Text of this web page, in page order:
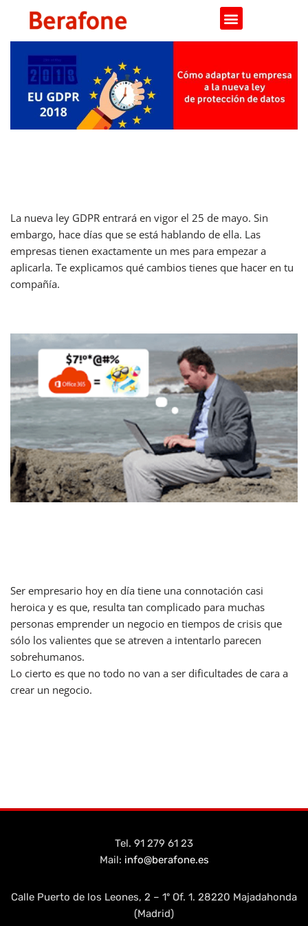
contenido
La nueva ley GDPR entrará en vigor el 25 de mayo. Sin
embargo, hace días que se está hablando de ella. Las
empresas tienen exactamente un mes para empezar a
aplicarla. Te explicamos qué cambios tienes que hacer en tu
compañía.
Ser empresario hoy en día tiene una connotación casi
heroica y es que, resulta tan complicado para muchas
personas emprender un negocio en tiempos de crisis que
sólo los valientes que se atreven a intentarlo parecen
sobrehumanos.
Lo cierto es que no todo no van a ser dificultades de cara a
crear un negocio.
Tel. 91 279 61 23
Mail: info@berafone.es
Calle Puerto de los Leones, 2 – 1º Of. 1. 28220 Majadahonda
(Madrid)